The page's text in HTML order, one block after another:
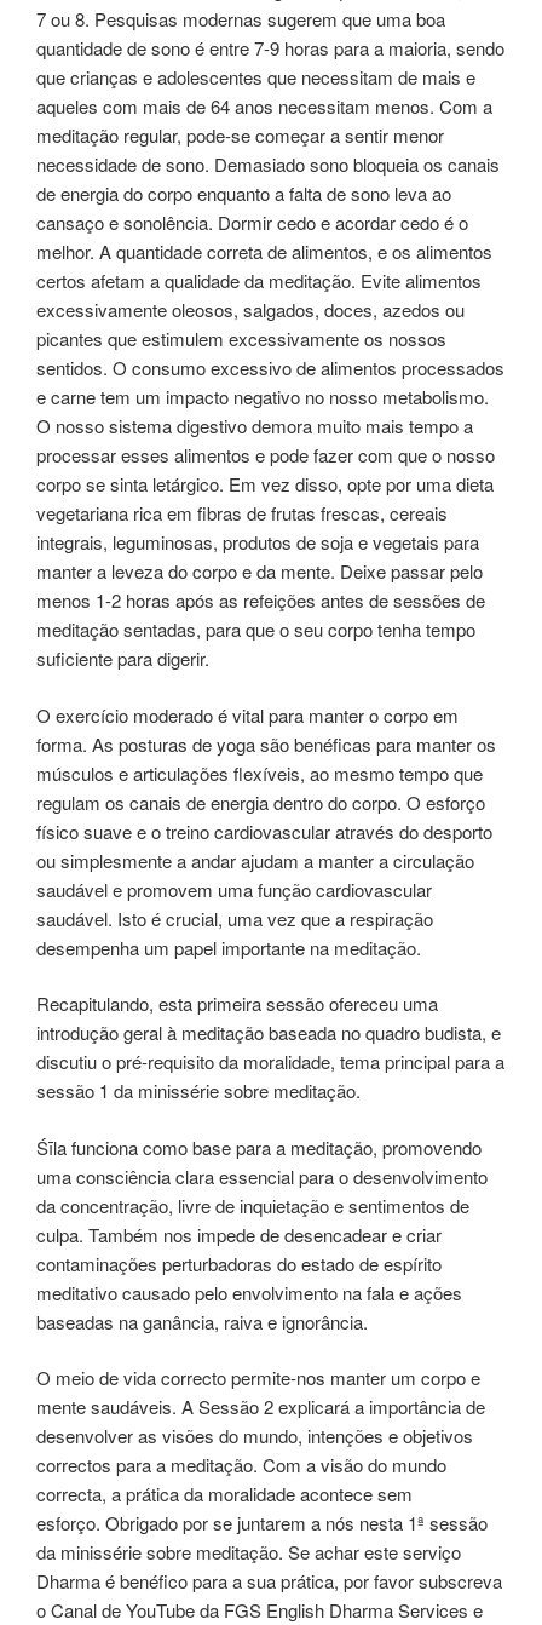
7 ou 8. Pesquisas modernas sugerem que uma boa
quantidade de sono é entre 7-9 horas para a maioria, sendo
que crianças e adolescentes que necessitam de mais e
aqueles com mais de 64 anos necessitam menos. Com a
meditação regular, pode-se começar a sentir menor
necessidade de sono. Demasiado sono bloqueia os canais
de energia do corpo enquanto a falta de sono leva ao
cansaço e sonolência. Dormir cedo e acordar cedo é o
melhor. A quantidade correta de alimentos, e os alimentos
certos afetam a qualidade da meditação. Evite alimentos
excessivamente oleosos, salgados, doces, azedos ou
picantes que estimulem excessivamente os nossos
sentidos. O consumo excessivo de alimentos processados
e carne tem um impacto negativo no nosso metabolismo.
O nosso sistema digestivo demora muito mais tempo a
processar esses alimentos e pode fazer com que o nosso
corpo se sinta letárgico. Em vez disso, opte por uma dieta
vegetariana rica em fibras de frutas frescas, cereais
integrais, leguminosas, produtos de soja e vegetais para
manter a leveza do corpo e da mente. Deixe passar pelo
menos 1-2 horas após as refeições antes de sessões de
meditação sentadas, para que o seu corpo tenha tempo
suficiente para digerir.
O exercício moderado é vital para manter o corpo em
forma. As posturas de yoga são benéficas para manter os
músculos e articulações flexíveis, ao mesmo tempo que
regulam os canais de energia dentro do corpo. O esforço
físico suave e o treino cardiovascular através do desporto
ou simplesmente a andar ajudam a manter a circulação
saudável e promovem uma função cardiovascular
saudável. Isto é crucial, uma vez que a respiração
desempenha um papel importante na meditação.
Recapitulando, esta primeira sessão ofereceu uma
introdução geral à meditação baseada no quadro budista, e
discutiu o pré-requisito da moralidade, tema principal para a
sessão 1 da minissérie sobre meditação.
Śīla funciona como base para a meditação, promovendo
uma consciência clara essencial para o desenvolvimento
da concentração, livre de inquietação e sentimentos de
culpa. Também nos impede de desencadear e criar
contaminações perturbadoras do estado de espírito
meditativo causado pelo envolvimento na fala e ações
baseadas na ganância, raiva e ignorância.
O meio de vida correcto permite-nos manter um corpo e
mente saudáveis. A Sessão 2 explicará a importância de
desenvolver as visões do mundo, intenções e objetivos
correctos para a meditação. Com a visão do mundo
correcta, a prática da moralidade acontece sem
esforço. Obrigado por se juntarem a nós nesta 1ª sessão
da minissérie sobre meditação. Se achar este serviço
Dharma é benéfico para a sua prática, por favor subscreva
o Canal de YouTube da FGS English Dharma Services e